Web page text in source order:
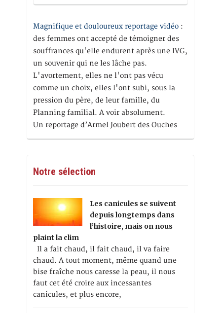
Magnifique et douloureux reportage vidéo :
des femmes ont accepté de témoigner des
souffrances qu'elle endurent après une IVG,
un souvenir qui ne les lâche pas.
L'avortement, elles ne l'ont pas vécu
comme un choix, elles l'ont subi, sous la
pression du père, de leur famille, du
Planning familial. A voir absolument.
Un reportage d’Armel Joubert des Ouches
Notre sélection
Les canicules se suivent
depuis longtemps dans
l’histoire, mais on nous
plaint la clim
Il a fait chaud, il fait chaud, il va faire
chaud. A tout moment, même quand une
bise fraîche nous caresse la peau, il nous
faut cet été croire aux incessantes
canicules, et plus encore,